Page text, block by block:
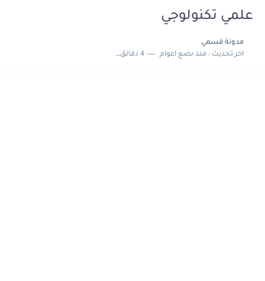
علمي تكنولوجي
مدونة قسمي
اخر تحديث :منذ بضع اعوام 4 دقائق للقراءة